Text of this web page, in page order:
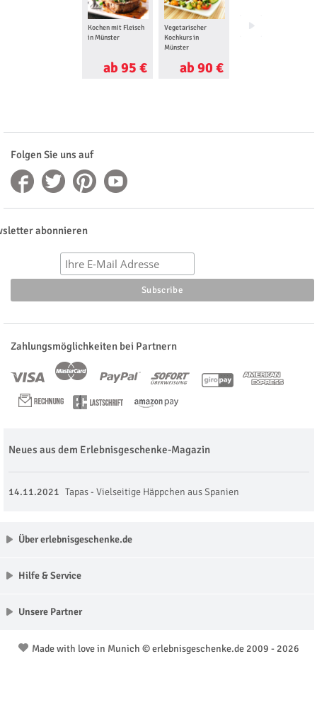
Kochen mit Fleisch
in Münster
ab 95 €
Vegetarischer
Kochkurs in
Münster
ab 90 €
Glas Design
Folgen Sie uns auf
abonnieren
Zahlungsmöglichkeiten bei Partnern
Neues aus dem Erlebnisgeschenke-Magazin
14.11.2021 Tapas - Vielseitige Häppchen aus Spanien
Über erlebnisgeschenke.de
Hilfe & Service
Unsere Partner
Made with love in Munich © erlebnisgeschenke.de 2009 - 2026